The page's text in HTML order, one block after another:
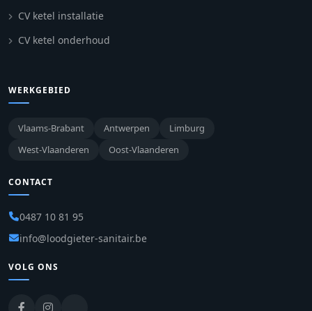
CV ketel installatie
CV ketel onderhoud
WERKGEBIED
Vlaams-Brabant Antwerpen
Limburg
West-Vlaanderen
Oost-Vlaanderen
CONTACT
0487 10 81 95
info@loodgieter-sanitair.be
VOLG ONS